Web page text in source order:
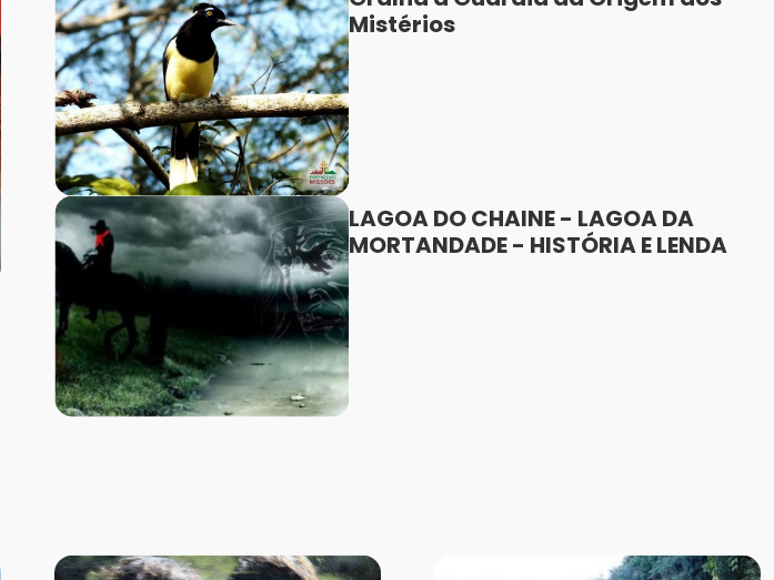
Mistérios
LAGOA DO CHAINE - LAGOA DA
MORTANDADE - HISTÓRIA E LENDA